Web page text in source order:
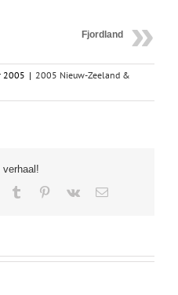
Fjordland
2005 | 2005 Nieuw-Zeeland &
verhaal!
Tumblr Pinterest
Vk Email